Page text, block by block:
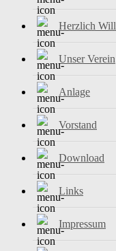
Unser Verein
Anlage
Vorstand
Download
Links
Impressum